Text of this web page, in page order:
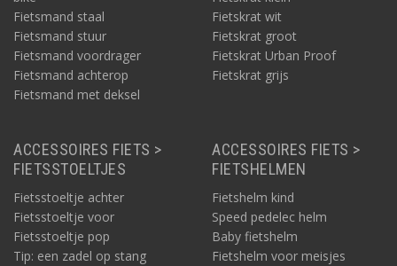
Fietsmand staal
Fietsmand stuur
Fietsmand voordrager
Fietsmand achterop
Fietsmand met deksel
Fietskrat wit
Fietskrat groot
Fietskrat Urban Proof
Fietskrat grijs
ACCESSOIRES FIETS >
FIETSSTOELTJES
Fietsstoeltje achter
Fietsstoeltje voor
Fietsstoeltje pop
Tip: een zadel op stang
ACCESSOIRES FIETS >
FIETSHELMEN
Fietshelm kind
Speed pedelec helm
Baby fietshelm
Fietshelm voor meisjes